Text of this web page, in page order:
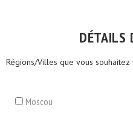
DÉTAILS
Régions/Villes que vous souhaitez
Moscou